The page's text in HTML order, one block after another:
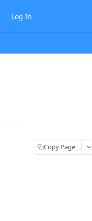
Log In
Copy Page